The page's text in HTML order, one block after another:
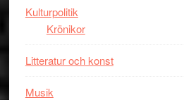
Kulturpolitik
Krönikor
Litteratur och konst
Musik